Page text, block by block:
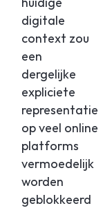
digitale
context zou
een
dergelijke
expliciete
representatie
op veel online
platforms
vermoedelijk
worden
geblokkeerd